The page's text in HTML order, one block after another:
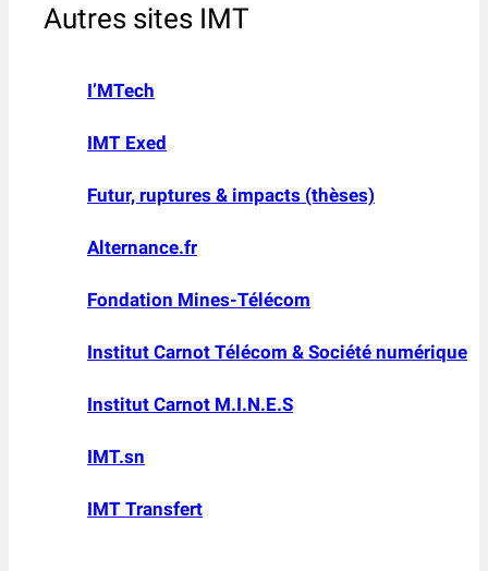
Autres sites IMT
I’MTech
IMT Exed
Futur, ruptures & impacts (thèses)
Alternance.fr
Fondation Mines-Télécom
Institut Carnot Télécom & Société numérique
Institut Carnot M.I.N.E.S
IMT.sn
IMT Transfert